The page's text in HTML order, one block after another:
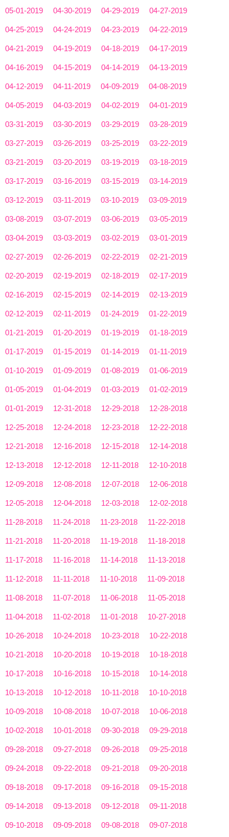
05-01-2019 04-30-2019 04-29-2019 04-27-2019
04-25-2019 04-24-2019 04-23-2019 04-22-2019
04-21-2019 04-19-2019 04-18-2019 04-17-2019
04-16-2019 04-15-2019 04-14-2019 04-13-2019
04-12-2019 04-11-2019 04-09-2019 04-08-2019
04-05-2019 04-03-2019 04-02-2019 04-01-2019
03-31-2019 03-30-2019 03-29-2019 03-28-2019
03-27-2019 03-26-2019 03-25-2019 03-22-2019
03-21-2019 03-20-2019 03-19-2019 03-18-2019
03-17-2019 03-16-2019 03-15-2019 03-14-2019
03-12-2019 03-11-2019 03-10-2019 03-09-2019
03-08-2019 03-07-2019 03-06-2019 03-05-2019
03-04-2019 03-03-2019 03-02-2019 03-01-2019
02-27-2019 02-26-2019 02-22-2019 02-21-2019
02-20-2019 02-19-2019 02-18-2019 02-17-2019
02-16-2019 02-15-2019 02-14-2019 02-13-2019
02-12-2019 02-11-2019 01-24-2019 01-22-2019
01-21-2019 01-20-2019 01-19-2019 01-18-2019
01-17-2019 01-15-2019 01-14-2019 01-11-2019
01-10-2019 01-09-2019 01-08-2019 01-06-2019
01-05-2019 01-04-2019 01-03-2019 01-02-2019
01-01-2019 12-31-2018 12-29-2018 12-28-2018
12-25-2018 12-24-2018 12-23-2018 12-22-2018
12-21-2018 12-16-2018 12-15-2018 12-14-2018
12-13-2018 12-12-2018 12-11-2018 12-10-2018
12-09-2018 12-08-2018 12-07-2018 12-06-2018
12-05-2018 12-04-2018 12-03-2018 12-02-2018
11-28-2018 11-24-2018 11-23-2018 11-22-2018
11-21-2018 11-20-2018 11-19-2018 11-18-2018
11-17-2018 11-16-2018 11-14-2018 11-13-2018
11-12-2018 11-11-2018 11-10-2018 11-09-2018
11-08-2018 11-07-2018 11-06-2018 11-05-2018
11-04-2018 11-02-2018 11-01-2018 10-27-2018
10-26-2018 10-24-2018 10-23-2018 10-22-2018
10-21-2018 10-20-2018 10-19-2018 10-18-2018
10-17-2018 10-16-2018 10-15-2018 10-14-2018
10-13-2018 10-12-2018 10-11-2018 10-10-2018
10-09-2018 10-08-2018 10-07-2018 10-06-2018
10-02-2018 10-01-2018 09-30-2018 09-29-2018
09-28-2018 09-27-2018 09-26-2018 09-25-2018
09-24-2018 09-22-2018 09-21-2018 09-20-2018
09-18-2018 09-17-2018 09-16-2018 09-15-2018
09-14-2018 09-13-2018 09-12-2018 09-11-2018
09-10-2018 09-09-2018 09-08-2018 09-07-2018